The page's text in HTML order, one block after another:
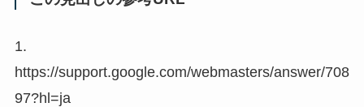
1.
https://support.google.com/webmasters/answer/708
97?hl=ja